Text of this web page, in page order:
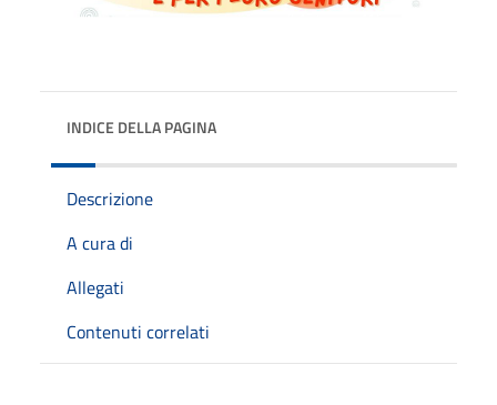
INDICE DELLA PAGINA
Descrizione
A cura di
Allegati
Contenuti correlati